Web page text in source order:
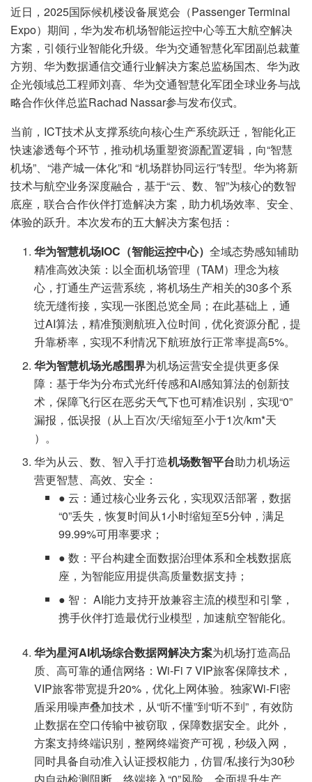
近日，2025国际候机楼设备展览会（Passenger Terminal
Expo）期间，华为发布机场智能运控中心等五大航空解决
方案，引领行业智能化升级。华为交通智慧化军团副总裁董
方朔、华为数据通信交通行业解决方案总监杨国杰、华为政
企光领域总工程师刘喜、华为交通智慧化军团全球业务与战
略合作伙伴总监Rachad Nassar参与发布仪式。
当前，ICT技术从支撑系统向核心生产系统跃迁，智能化正
快速渗透每个环节，推动机场重塑资源配置逻辑，向“智慧
机场”、“港产城一体化”和 “机场群协同运行”转型。华为将新
技术与航空业务深度融合，基于“云、数、智”为核心的数智
底座，联合合作伙伴打造解决方案，助力机场效率、安全、
体验的跃升。本次发布的五大解决方案包括：
华为智慧机场IOC（智能运控中心）全域态势感知辅助
精准高效决策：以全面机场管理（TAM）理念为核
心，打通生产运营系统，将机场生产相关的30多个系
统无缝衔接，实现一张图总览全局；在此基础上，通
过AI算法，精准预测航班入位时间，优化资源分配，提
升靠桥率，实现不利情况下航班放行正常率提高5%。
华为智慧机场光感围界为机场运营安全提供更多保
障：基于华为分布式光纤传感和AI感知算法的创新技
术，保障飞行区在恶劣天气下也可精准识别，实现“0”
漏报，低误报（从上百次/天缩短至小于1次/km*天
）。
华为从云、数、智入手打造机场数智平台助力机场运
营更智慧、高效、安全：
● 云：通过核心业务云化，实现双活部署，数据
“0”丢失，恢复时间从1小时缩短至5分钟，满足
99.99%可用率要求；
● 数：平台构建全面数据治理体系和全栈数据底
座，为智能应用提供高质量数据支持；
● 智： AI能力支持开放兼容主流的模型和引擎，
携手伙伴打造最优行业模型，加速航空智能化。
华为星河AI机场综合数据网解决方案为机场打造高品
质、高可靠的通信网络：Wi-Fi 7 VIP旅客保障技术，
VIP旅客带宽提升20%，优化上网体验。独家Wi-Fi密
盾采用噪声叠加技术，从“听不懂”到“听不到”，有效防
止数据在空口传输中被窃取，保障数据安全。此外，
方案支持终端识别，整网终端资产可视，秒级入网，
同时具备自动准入认证授权能力，仿冒/私接行为30秒
内自动检测阻断，终端接入“0”风险，全面提升生产、